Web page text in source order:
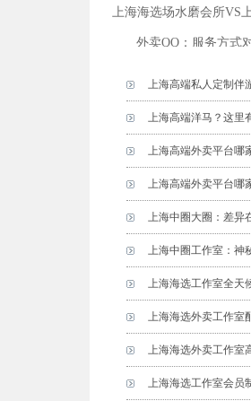
上海海选场水磨会所VS
外卖QQ：服务方式
上海高端私人定制伴
上海高端洋马？这里
上海高端外卖平台哪
上海高端外卖平台哪
上海中圈大圈：差异
上海中圈工作室：神
上海海选工作室全天
上海海选外卖工作室
上海海选外卖工作室
上海海选工作室会员